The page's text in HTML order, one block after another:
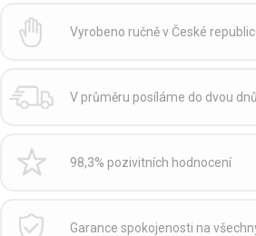
Vyrobeno ručně v České
V průměru posíláme do dvou dnů
98,3% pozivitních hodnocení
Garance spokojenosti na